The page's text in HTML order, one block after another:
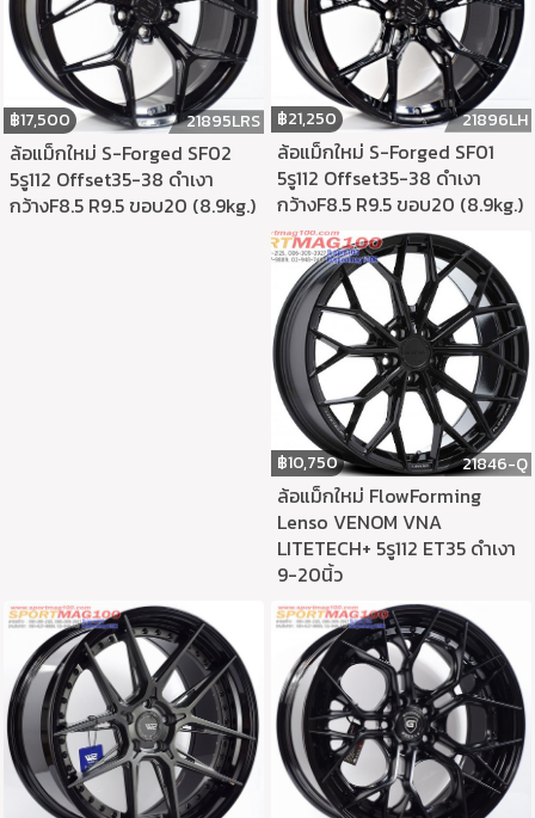
฿17,500 21895LRS
ล้อแม็กใหม่ S-Forged SF02
5รู112 Offset35-38 ดำเงา
กว้างF8.5 R9.5 ขอบ20 (8.9kg.)
฿21,250 21896LH
ล้อแม็กใหม่ S-Forged SF01
5รู112 Offset35-38 ดำเงา
กว้างF8.5 R9.5 ขอบ20 (8.9kg.)
฿10,750 21846-Q
ล้อแม็กใหม่ FlowForming
Lenso VENOM VNA
LITETECH+ 5รู112 ET35 ดำเงา
9-20นิ้ว